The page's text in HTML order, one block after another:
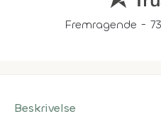
Fremragende -
Beskrivelse